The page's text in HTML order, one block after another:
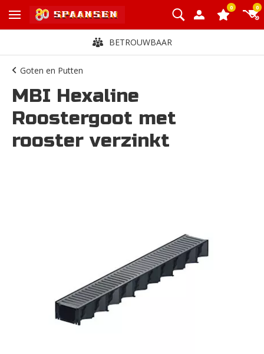
0 0
BETROUWBAAR
Goten en Putten
MBI Hexaline
Roostergoot met
rooster verzinkt